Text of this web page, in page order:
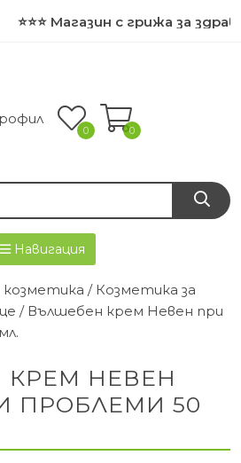
⭐⭐⭐ Магазин с грижа за
0 0
Навигация
/ Козметика за
/ Вълшебен крем Невен при
НЕВЕН
ПРОБЛЕМИ 50